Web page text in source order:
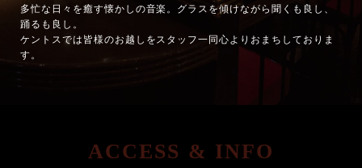
多忙な日々を癒す懐かしの音楽。グラスを傾けながら聞くも良し、
踊るも良し。
ケントスでは皆様のお越しをスタッフ一同心よりおまちしておりま
す。
ACCESS & INFO